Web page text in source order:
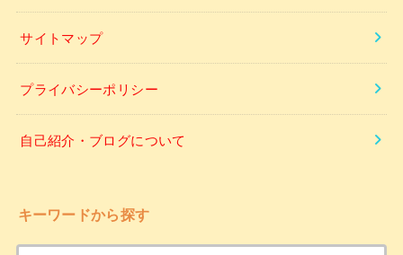
サイトマップ
プライバシーポリシー
自己紹介・ブログについて
キーワードから探す